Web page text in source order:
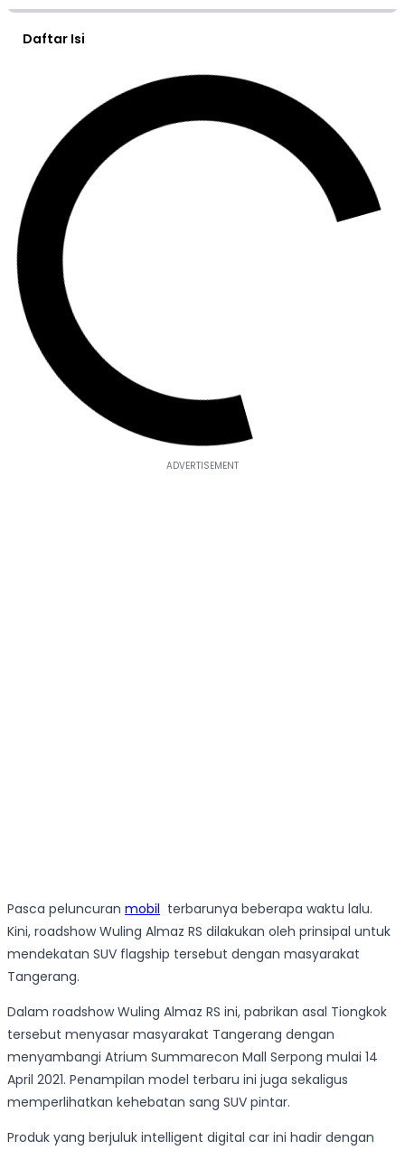
Daftar Isi
Pasca peluncuran mobil terbarunya beberapa waktu lalu.
Kini, roadshow Wuling Almaz RS dilakukan oleh prinsipal untuk
mendekatan SUV flagship tersebut dengan masyarakat
Tangerang.
Dalam roadshow Wuling Almaz RS ini, pabrikan asal Tiongkok
tersebut menyasar masyarakat Tangerang dengan
menyambangi Atrium Summarecon Mall Serpong mulai 14
April 2021. Penampilan model terbaru ini juga sekaligus
memperlihatkan kehebatan sang SUV pintar.
Produk yang berjuluk intelligent digital car ini hadir dengan